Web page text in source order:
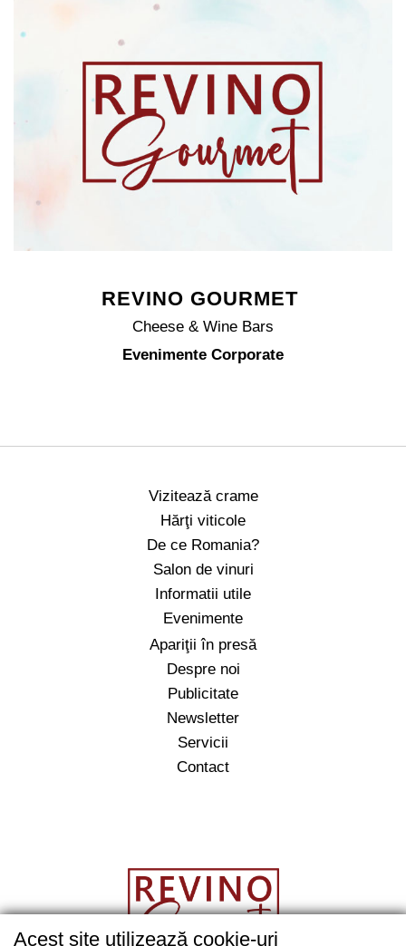
REVINO GOURMET
Cheese & Wine Bars
Evenimente Corporate
Vizitează crame
Hărţi viticole
De ce Romania?
Salon de vinuri
Informatii utile
Evenimente
Apariţii în presă
Despre noi
Publicitate
Newsletter
Servicii
Contact
Acest site utilizează cookie-uri